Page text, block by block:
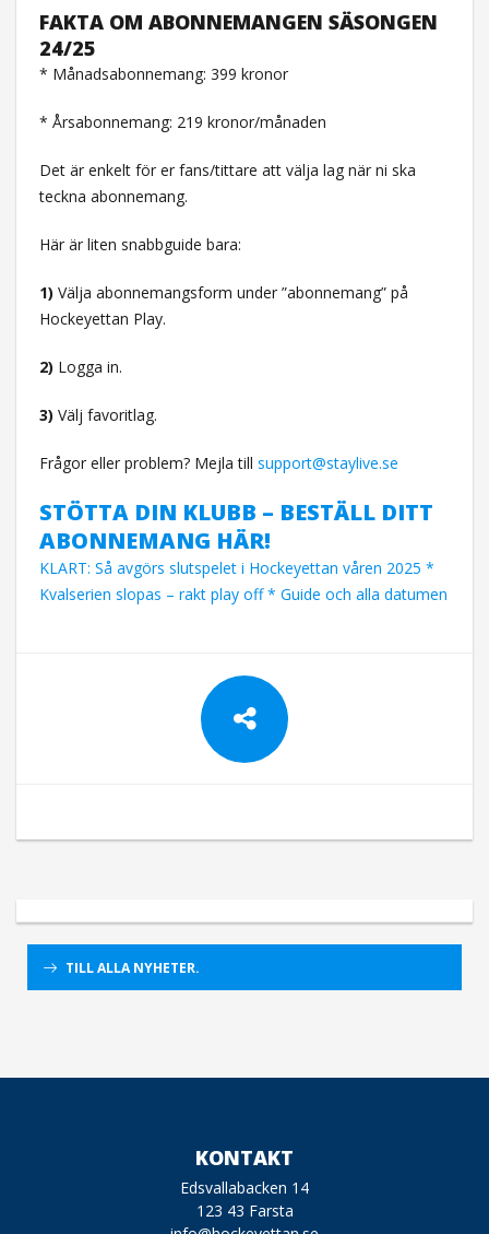
FAKTA OM ABONNEMANGEN SÄSONGEN
24/25
* Månadsabonnemang: 399 kronor
* Årsabonnemang: 219 kronor/månaden
Det är enkelt för er fans/tittare att välja lag när ni ska
teckna abonnemang.
Här är liten snabbguide bara:
1) Välja abonnemangsform under ”abonnemang” på
Hockeyettan Play.
2) Logga in.
3) Välj favoritlag.
Frågor eller problem? Mejla till support@staylive.se
STÖTTA DIN KLUBB – BESTÄLL DITT
ABONNEMANG HÄR!
KLART: Så avgörs slutspelet i Hockeyettan våren 2025 *
Kvalserien slopas – rakt play off * Guide och alla datumen
TILL ALLA NYHETER.
KONTAKT
Edsvallabacken 14
123 43 Farsta